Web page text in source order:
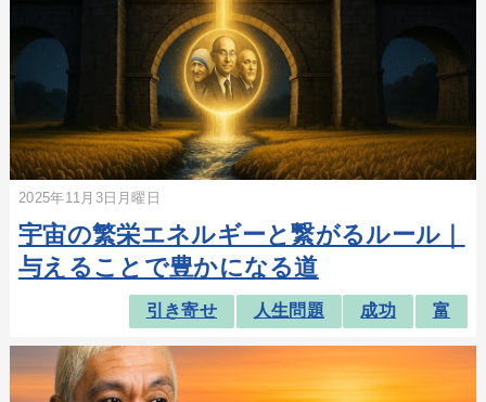
2025年11月3日月曜日
宇宙の繁栄エネルギーと繋がるルール｜
与えることで豊かになる道
引き寄せ 人生問題 成功 富